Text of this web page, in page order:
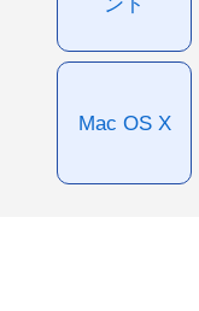
Mac OS X